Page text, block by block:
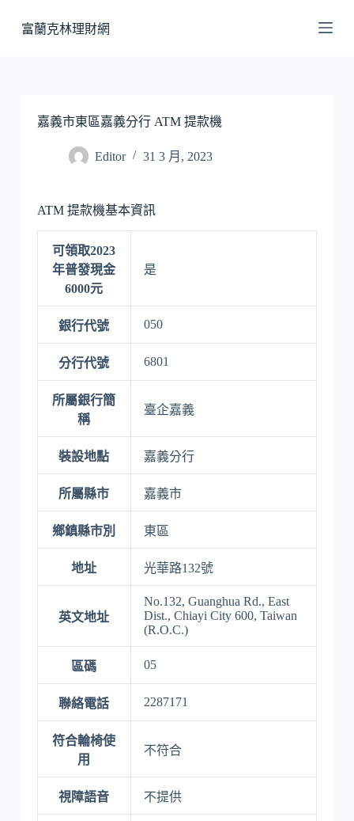
至
富蘭克林理財網
嘉義市東區嘉義分行 ATM 提款機
Editor 31 3 月, 2023
ATM 提款機基本資訊
可領取2023
年普發現金
6000元
是
銀行代號 050
分行代號 6801
所屬銀行簡
稱
臺企嘉義
裝設地點 嘉義分行
所屬縣市 嘉義市
鄉鎮縣市別 東區
地址 光華路132號
英文地址
No.132, Guanghua Rd., East
Dist., Chiayi City 600, Taiwan
(R.O.C.)
區碼 05
聯絡電話 2287171
符合輪椅使
用
不符合
視障語音 不提供